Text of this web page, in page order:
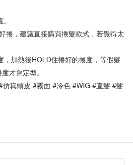
捲，建議直接購買捲髮款式，若覺得太
，加熱後HOLD住捲好的捲度，等假髮
才會定型。
真頭皮 #霧面 #冷色 #WIG #直髮 #髮